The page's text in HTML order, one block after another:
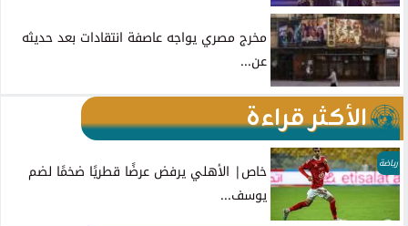
مخرج مصري يواجه عاصفة انتقادات بعد حديثه
عن...
الأكثر قراءة
رياضة
خاص| الأهلي يرفض عرضًا قطريًا ضخمًا لضم
يوسف...